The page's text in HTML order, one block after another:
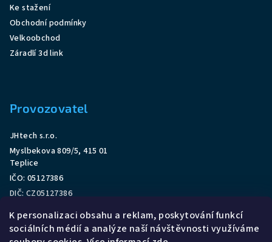
K personalizaci obsahu a reklam, poskytování funkcí
sociálních médií a analýze naší návštěvnosti využíváme
Ke stažení
Obchodní podmínky
Velkoobchod
Záradlí 3d link
Provozovatel
JHtech s.r.o.
Myslbekova 809/5, 415 01
Teplice
IČO: 05127386
DIČ: CZ05127386
Tel:+420 777 587 527
Email:obchod@zabradlistavebnice.cz